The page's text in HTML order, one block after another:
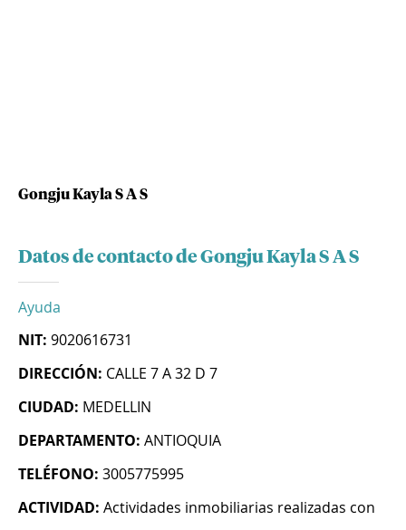
Gongju Kayla S A S
Datos de contacto de Gongju Kayla S A S
Ayuda
NIT: 9020616731
DIRECCIÓN: CALLE 7 A 32 D 7
CIUDAD: MEDELLIN
DEPARTAMENTO: ANTIOQUIA
TELÉFONO: 3005775995
ACTIVIDAD: Actividades inmobiliarias realizadas con